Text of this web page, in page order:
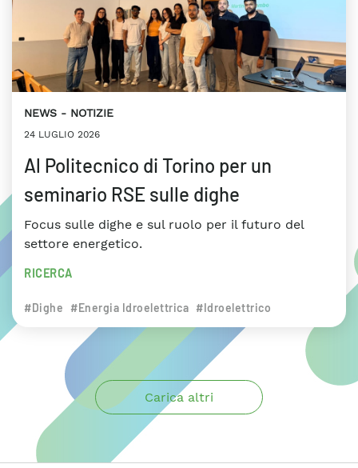
NEWS NOTIZIE
24 LUGLIO 2026
Al Politecnico di Torino per un
seminario RSE sulle dighe
Focus sulle dighe e sul ruolo per il futuro del
settore energetico.
RICERCA
#Dighe #Energia Idroelettrica #Idroelettrico
Carica altri